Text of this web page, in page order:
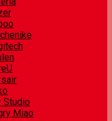
Studio
Miao